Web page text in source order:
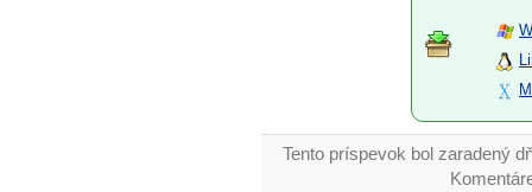
Tento príspevok bol zaradený